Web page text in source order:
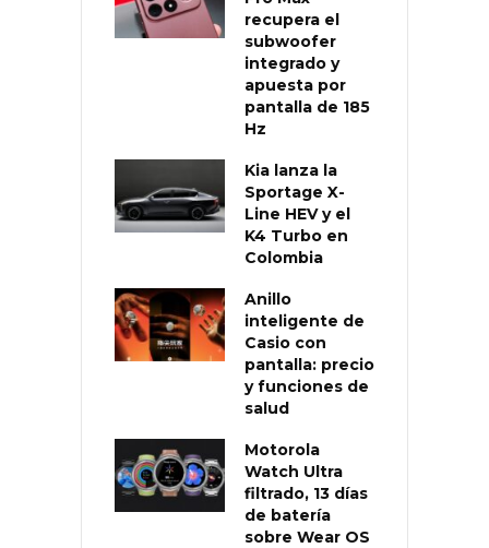
recupera el
subwoofer
integrado y
apuesta por
pantalla de 185
Hz
Kia lanza la
Sportage X-
Line HEV y el
K4 Turbo en
Colombia
Anillo
inteligente de
Casio con
pantalla: precio
y funciones de
salud
Motorola
Watch Ultra
filtrado, 13 días
de batería
sobre Wear OS